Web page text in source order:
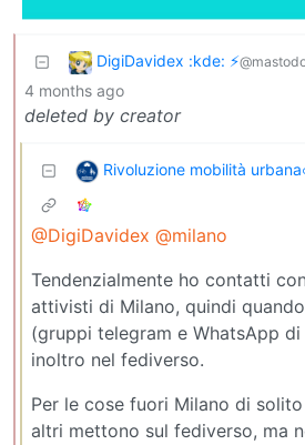
DigiDavidex :kde: ⚡
4 months ago
deleted by creator
Rivoluzione mobilità
@DigiDavidex @milano
Tendenzialmente ho contatti
attivisti di Milano, quindi
(gruppi telegram e WhatsApp
inoltro nel fediverso.
Per le cose fuori Milano di
altri mettono sul fediverso, ma